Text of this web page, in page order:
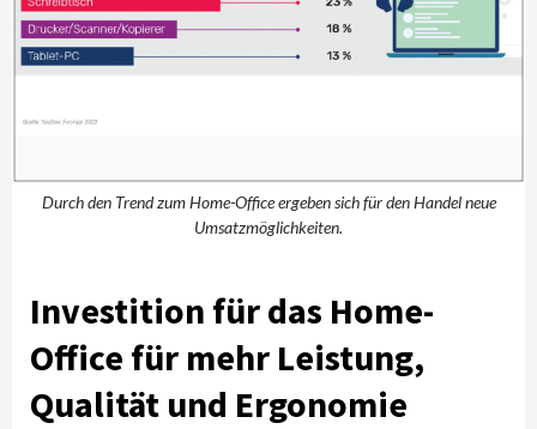
Durch den Trend zum Home-Office ergeben sich für den Handel neue
Umsatzmöglichkeiten.
Investition für das Home-
Office für mehr Leistung,
Qualität und Ergonomie